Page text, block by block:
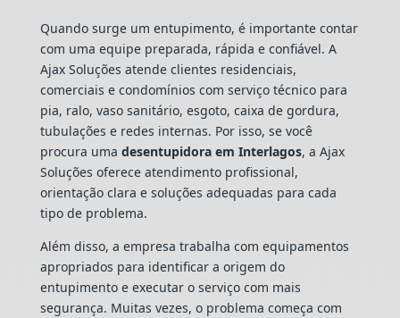
Quando surge um entupimento, é importante contar
com uma equipe preparada, rápida e confiável. A
Ajax Soluções atende clientes residenciais,
comerciais e condomínios com serviço técnico para
pia, ralo, vaso sanitário, esgoto, caixa de gordura,
tubulações e redes internas. Por isso, se você
procura uma desentupidora em Interlagos, a Ajax
Soluções oferece atendimento profissional,
orientação clara e soluções adequadas para cada
tipo de problema.
Além disso, a empresa trabalha com equipamentos
apropriados para identificar a origem do
entupimento e executar o serviço com mais
segurança. Muitas vezes, o problema começa com